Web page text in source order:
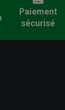
Paiement
sécurisé